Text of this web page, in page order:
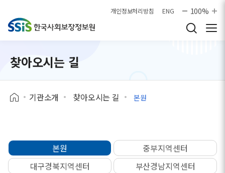
개인정보처리방침 ENG 100%
찾아오시는 길
기관소개 찾아오시는 길 본원
본원
중부지역센터
대구경북지역센터
부산경남지역센터